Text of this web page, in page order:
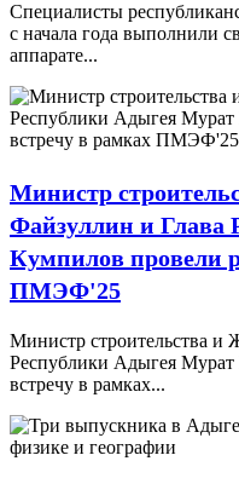
Специалисты
с начала года выполнили
аппарате...
Министр
Файзуллин и Глава
Кумпилов провели
ПМЭФ'25
Министр строительства
Республики Адыгея
встречу в рамках...